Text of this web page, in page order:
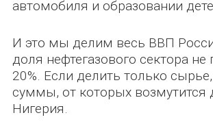
автомобиля и образовании
И это мы делим весь ВВП
доля нефтегазового сектора
20%. Если делить только
суммы, от которых возмутится
Нигерия.